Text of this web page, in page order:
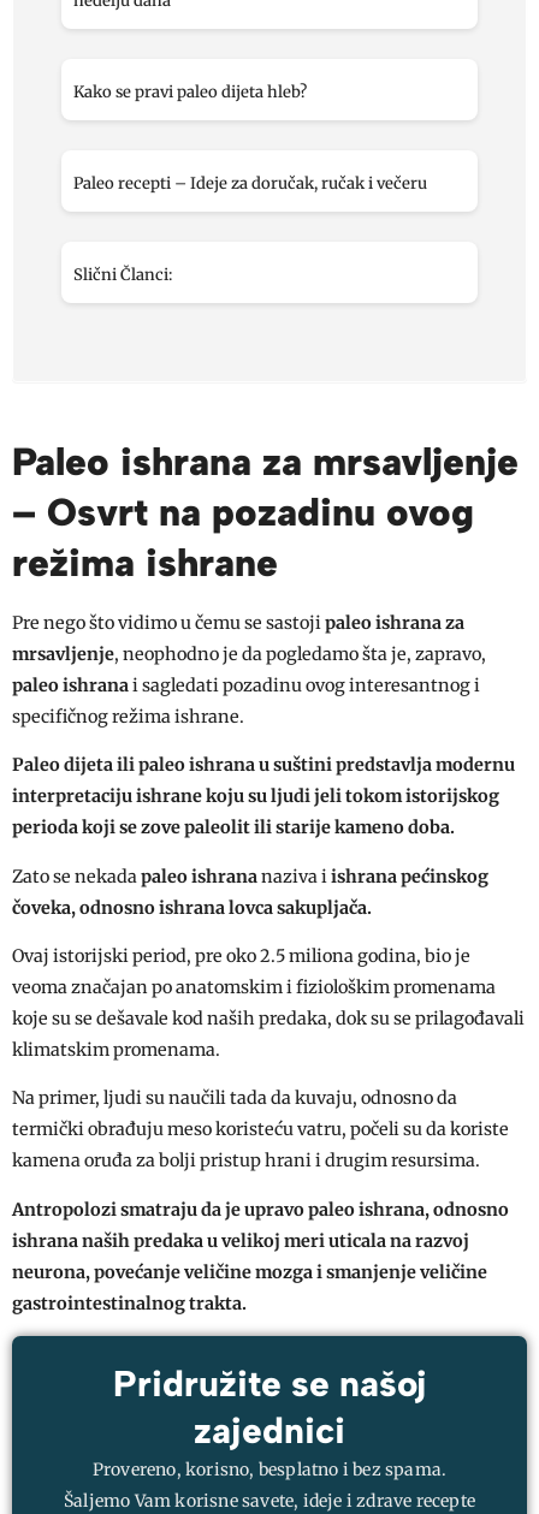
Kako se pravi paleo dijeta hleb?
Paleo recepti – Ideje za doručak, ručak i večeru
Slični Članci:
Paleo ishrana za mrsavljenje
– Osvrt na pozadinu ovog
režima ishrane
Pre nego što vidimo u čemu se sastojipaleo ishrana za
mrsavljenje, neophodno je da pogledamo šta je, zapravo,
paleo ishranai sagledati pozadinu ovog interesantnog i
specifičnog režima ishrane.
Paleo dijeta ili paleo ishrana u suštini predstavlja modernu
interpretaciju ishrane koju su ljudi jeli tokom istorijskog
perioda koji se zove paleolit ili starije kameno doba.
Zato se nekadapaleo ishrananaziva iishrana pećinskog
čoveka, odnosno ishrana lovca sakupljača.
Ovaj istorijski period, pre oko 2.5 miliona godina, bio je
veoma značajan po anatomskim i fiziološkim promenama
koje su se dešavale kod naših predaka, dok su se prilagođavali
klimatskim promenama.
Na primer, ljudi su naučili tada da kuvaju, odnosno da
termički obrađuju meso koristeću vatru, počeli su da koriste
kamena oruđa za bolji pristup hrani i drugim resursima.
Antropolozi smatraju da je upravo paleo ishrana, odnosno
ishrana naših predaka u velikoj meri uticala na razvoj
neurona, povećanje veličine mozga i smanjenje veličine
gastrointestinalnog trakta.
Pridružite se našoj
zajednici
Provereno, korisno, besplatno i bez spama.
Šaljemo Vam korisne savete, ideje i zdrave recepte